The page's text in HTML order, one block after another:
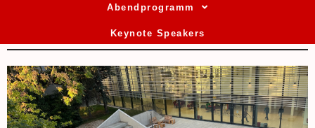
Abendprogramm
Keynote Speakers